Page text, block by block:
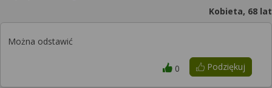
Kobieta, 68 lat
Można odstawić
Podziękuj
0